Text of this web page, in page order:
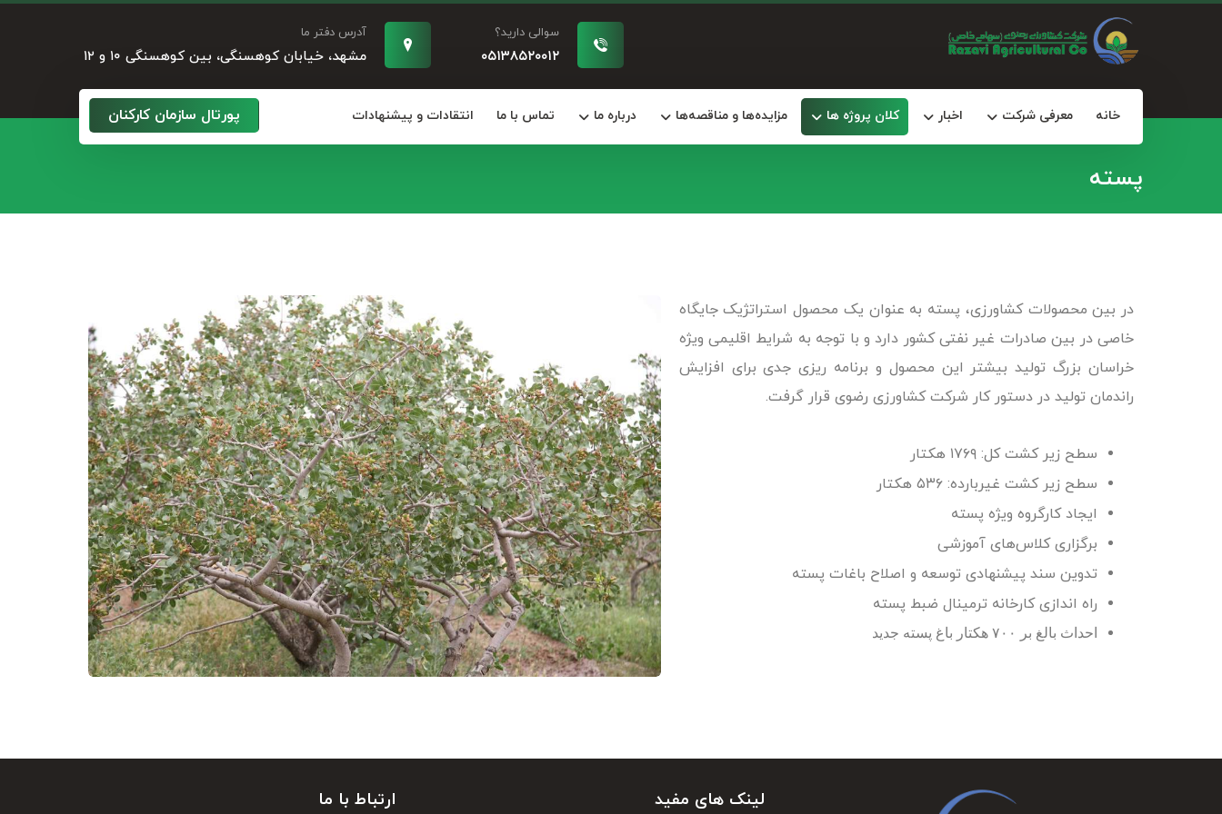
آدرس دفتر ما
مشهد، خیابان کوهسنگی، بین کوهسنگی ۱۰ و ۱۲
سوالی دارید؟
۰۵۱۳۸۵۲۰۰۱۲
خانه معرفی شرکت اخبار کلان پروژه ها مزایده‌ها و مناقصه‌ها درباره ما تماس با ما انتقادات و پیشنهادات پورتال سازمان کارکنان
پسته
در بین محصولات کشاورزی، پسته به عنوان یک محصول استراتژیک جایگاه
خاصی در بین صادرات غیر نفتی کشور دارد و با توجه به شرایط اقلیمی ویژه
خراسان بزرگ تولید بیشتر این محصول و برنامه ریزی جدی برای افزایش
راندمان تولید در دستور کار شرکت کشاورزی رضوی قرار گرفت.
سطح زیر کشت کل: ۱۷۶۹ هکتار
سطح زیر کشت غیربارده: ۵۳۶ هکتار
ایجاد کارگروه ویژه پسته
برگزاری ‌کلاس‌های آموزشی
تدوین سند پیشنهادی توسعه و اصلاح باغات پسته
راه اندازی کارخانه ترمینال ضبط پسته
احداث بالغ بر ۷۰۰ هکتار باغ پسته جدید
لینک های مفید ارتباط با ما